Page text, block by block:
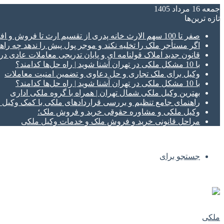
جمعه 16 مرداد 1405
تازه‌ ترین‌ها
صفر تا 100 سهم الارث خانه پدری از تقسیم ارث تا فروش و افراز ملک ورثه ای
اگر مستأجر ملک را تخلیه نکند و موجر پول پیش را ندهد چه
قانون جدید املاک قولنامه ای و پایان تدریجی معاملات عادی
با 10 مشکل ملکی در تهران آشنا شوید | راه حل‌ها کدامند؟
وکیل برای ملک تجاری و حل دعاوی و تضمین امنیت معاملات
با 10 مشکل ملکی در تهران آشنا شوید | راه حل‌ها کدامند؟
بهترین وکیل ملکی شمال تهران | همراه با گروه ملکی اداری
راهنمای جامع تنظیم و بررسی قراردادهای ملکی با کمک
وکیل ملکی و مشاوره حقوقی خرید و فروش ملک؛
مراحل قانونی خرید و فروش ملک و خدمات وکیل ملکی
جستجو برای